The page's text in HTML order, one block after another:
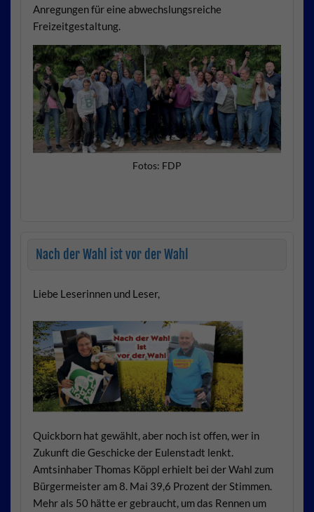
Anregungen füreine abwechslungsreiche
Freizeitgestaltung.
Fotos: FDP
Nach der Wahl ist vor der Wahl
Liebe Leserinnen und Leser,
Quickborn hat gewählt, aber noch ist offen, wer in
Zukunft die Geschicke der Eulenstadt lenkt.
Amtsinhaber Thomas Köppl erhielt bei der Wahl zum
Bürgermeister am 8. Mai 39,6 Prozent der Stimmen.
Mehr als 50 hätte er gebraucht, um das Rennen um